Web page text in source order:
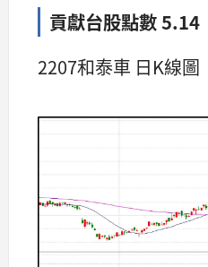
貢獻台股點數 5.14
2207和泰車 日K線圖